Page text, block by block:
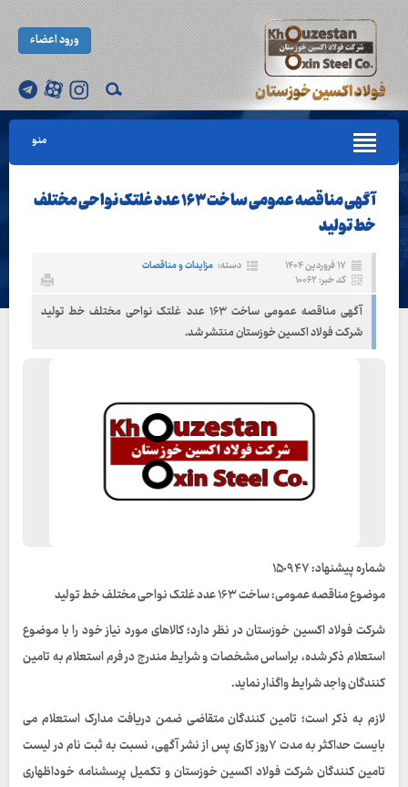
ورود اعضاء
منو
آگهی مناقصه عمومی ساخت ١۶٣ عدد غلتک نواحی مختلف
خط تولید
۱۷ فروردین ۱۴۰۴ دسته: مزایدات و مناقصات
کد خبر: ۱۰۰۶۲
آگهی مناقصه عمومی ساخت ١۶٣ عدد غلتک نواحی مختلف خط تولید
شرکت فولاد اکسین خوزستان منتشر شد.
شماره پیشنهاد: ١۵٠٩۴٧
موضوع مناقصه عمومی: ساخت ١۶٣ عدد غلتک نواحی مختلف خط تولید
شرکت فولاد اکسین خوزستان در نظر دارد؛ کالاهای مورد نیاز خود را با موضوع
استعلام ذکر شده، براساس مشخصات و شرایط مندرج در فرم استعلام به تامین
کنندگان واجد شرایط واگذار نماید.
لازم به ذکر است؛ تامین کنندگان متقاضی ضمن دریافت مدارک استعلام می
بایست حداکثر به مدت ٧روز کاری پس از نشر آگھی، نسبت به ثبت نام در لیست
تامین کنندگان شرکت فولاد اکسین خوزستان و تکمیل پرسشنامه خوداظهاری